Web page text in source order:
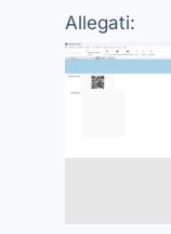
Allegati: